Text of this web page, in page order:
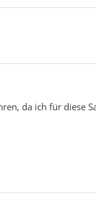
da ich für diese